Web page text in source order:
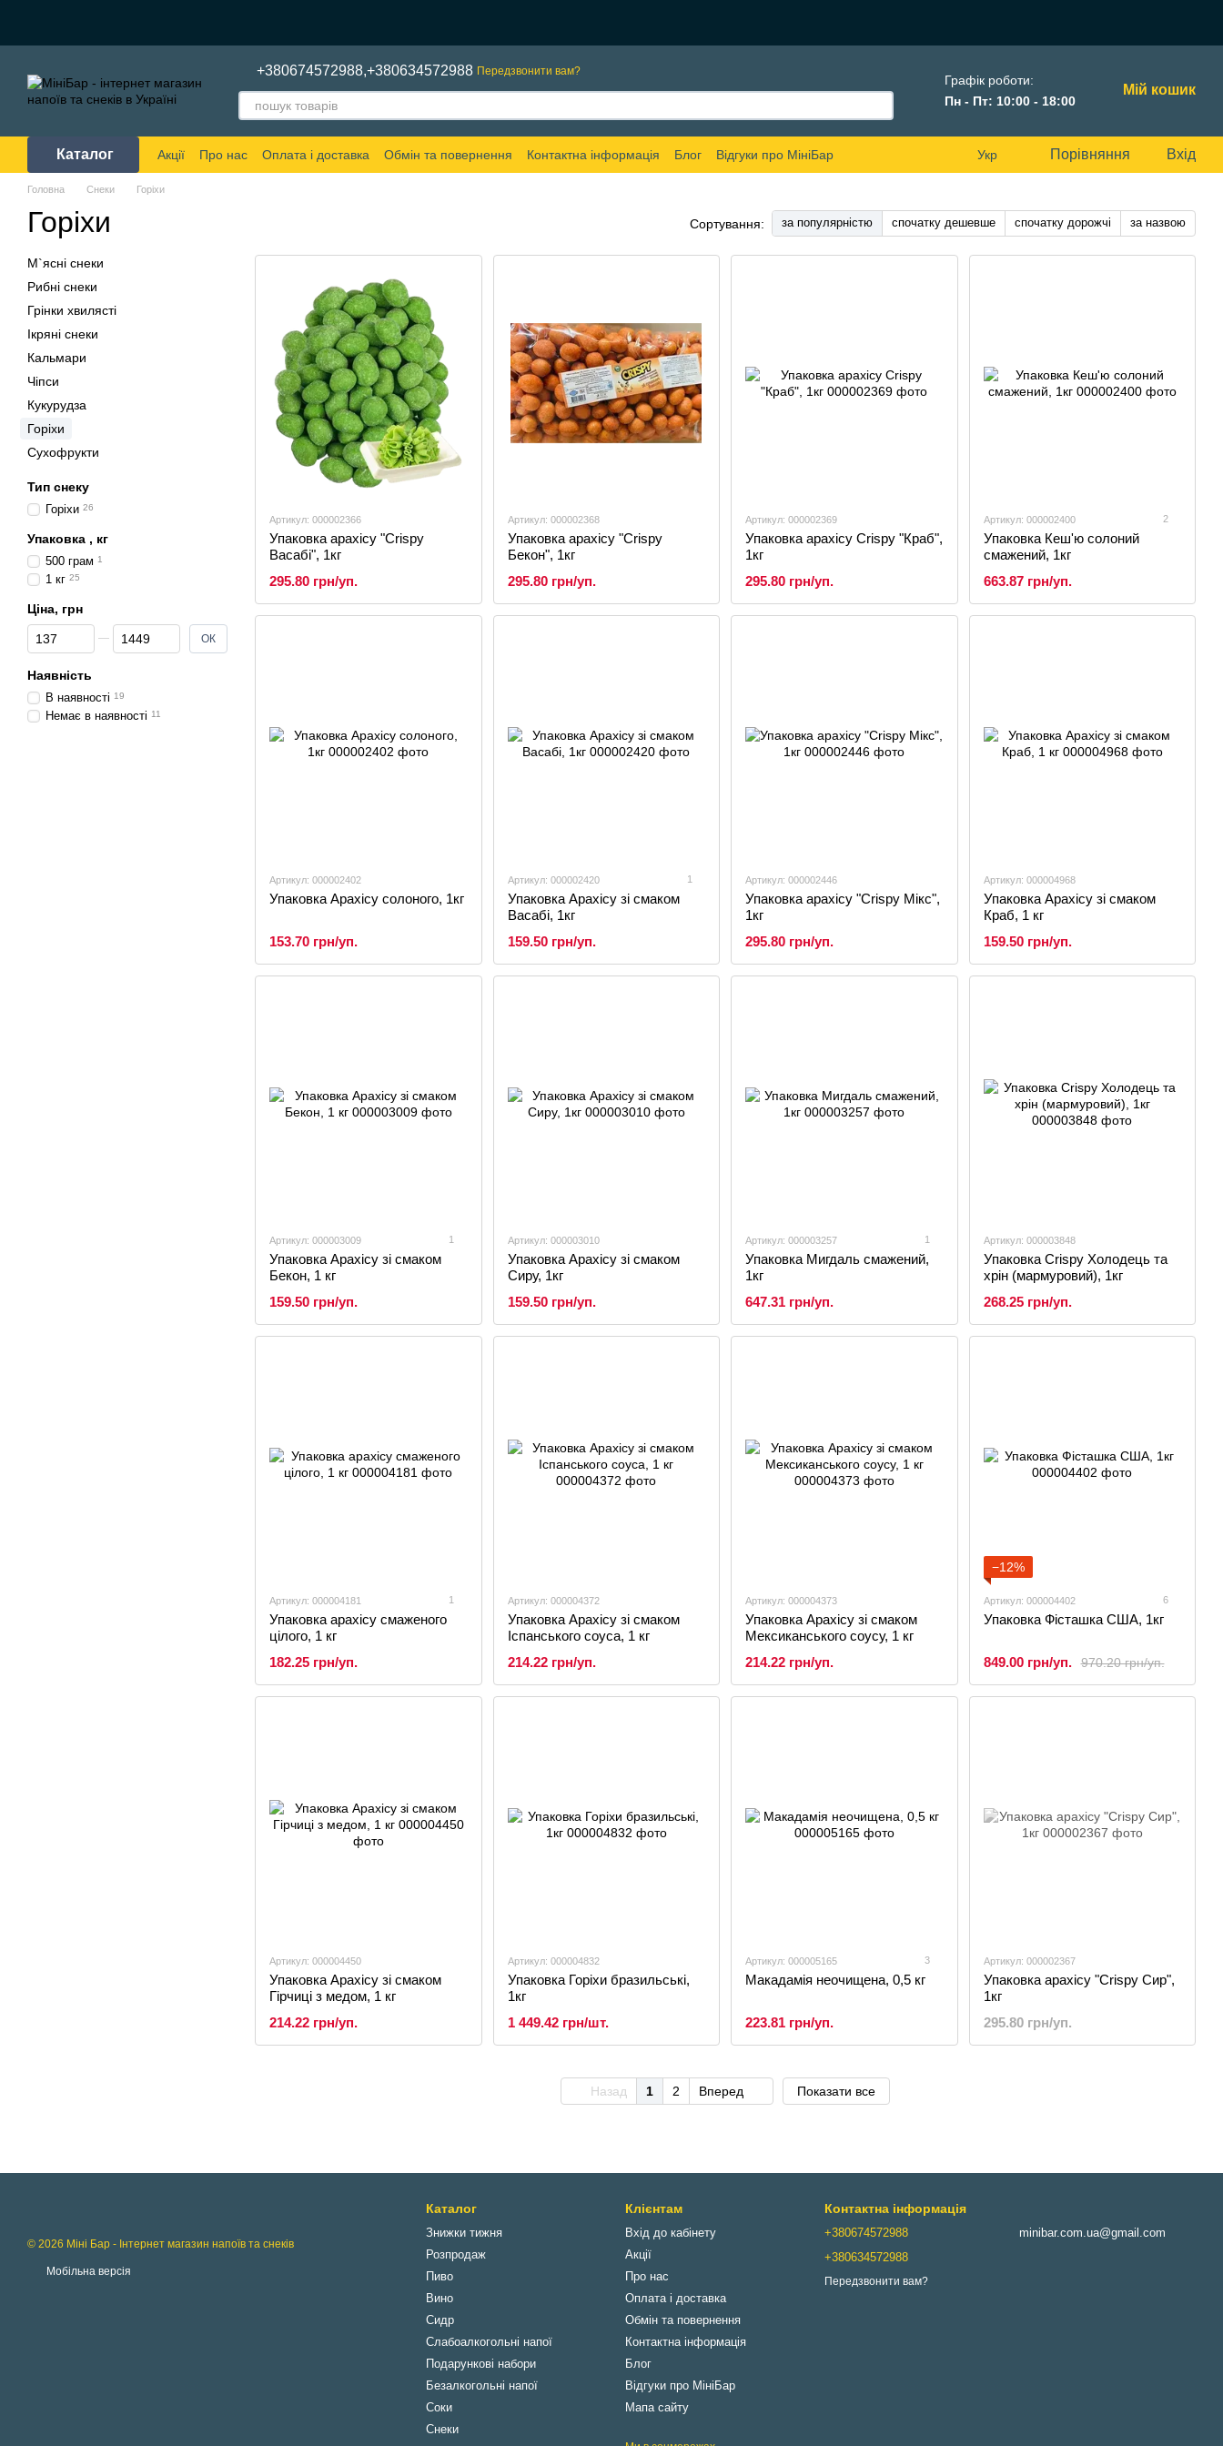
+380674572988,+380634572988 Передзвонити вам?
Графік роботи:
Пн - Пт: 10:00 - 18:00
Мій кошик
Каталог Акції Про нас Оплата і доставка Обмін та повернення Контактна інформація Блог Відгуки про МініБар Укр Порівняння Вхід
Головна Снеки Горіхи
Горіхи Сортування: за популярністю спочатку дешевше спочатку дорожчі за назвою
Артикул: 000002366
Упаковка арахісу "Crispy
Васабі", 1кг
295.80 грн/уп.
Артикул: 000002368
Упаковка арахісу "Crispy
Бекон", 1кг
295.80 грн/уп.
Артикул: 000002369
Упаковка арахісу Crispy "Краб",
1кг
295.80 грн/уп.
Артикул: 000002400 2
Упаковка Кеш'ю солоний
смажений, 1кг
663.87 грн/уп.
Артикул: 000002402
Упаковка Арахісу солоного, 1кг
153.70 грн/уп.
Артикул: 000002420 1
Упаковка Арахісу зі смаком
Васабі, 1кг
159.50 грн/уп.
Артикул: 000002446
Упаковка арахісу "Crispy Мікс",
1кг
295.80 грн/уп.
Артикул: 000004968
Упаковка Арахісу зі смаком
Краб, 1 кг
159.50 грн/уп.
Артикул: 000003009 1
Упаковка Арахісу зі смаком
Бекон, 1 кг
159.50 грн/уп.
Артикул: 000003010
Упаковка Арахісу зі смаком
Сиру, 1кг
159.50 грн/уп.
Артикул: 000003257 1
Упаковка Мигдаль смажений,
1кг
647.31 грн/уп.
Артикул: 000003848
Упаковка Crispy Холодець та
хрін (мармуровий), 1кг
268.25 грн/уп.
Артикул: 000004181 1
Упаковка арахісу смаженого
цілого, 1 кг
182.25 грн/уп.
Артикул: 000004372
Упаковка Арахісу зі смаком
Іспанського соуса, 1 кг
214.22 грн/уп.
Артикул: 000004373
Упаковка Арахісу зі смаком
Мексиканського соусу, 1 кг
214.22 грн/уп.
−12%
Артикул: 000004402 6
Упаковка Фісташка США, 1кг
970.20 грн/уп.
849.00 грн/уп.
Артикул: 000004450
Упаковка Арахісу зі смаком
Гірчиці з медом, 1 кг
214.22 грн/уп.
Артикул: 000004832
Упаковка Горіхи бразильські,
1кг
1 449.42 грн/шт.
Артикул: 000005165 3
Макадамія неочищена, 0,5 кг
223.81 грн/уп.
Артикул: 000002367
Упаковка арахісу "Crispy Сир",
1кг
295.80 грн/уп.
Назад 1 2 Вперед Показати все
М`ясні снеки
Рибні снеки
Грінки хвилясті
Ікряні снеки
Кальмари
Чіпси
Кукурудза
Горіхи
Сухофрукти
Тип снеку
Горіхи 26
Упаковка , кг
500 грам 1
1 кг 25
Ціна, грн
Від Ціна, грн
До Ціна, грн ОК
Наявність
В наявності 19
Немає в наявності 11
© 2026 Міні Бар - Інтернет магазин напоїв та снеків
Мобільна версія
Каталог
Знижки тижня
Розпродаж
Пиво
Вино
Сидр
Слабоалкогольні напої
Подарункові набори
Безалкогольні напої
Соки
Снеки
Клієнтам
Вхід до кабінету
Акції
Про нас
Оплата і доставка
Обмін та повернення
Контактна інформація
Блог
Відгуки про МініБар
Мапа сайту
Контактна інформація
+380674572988
+380634572988
Передзвонити вам?
minibar.com.ua@gmail.com